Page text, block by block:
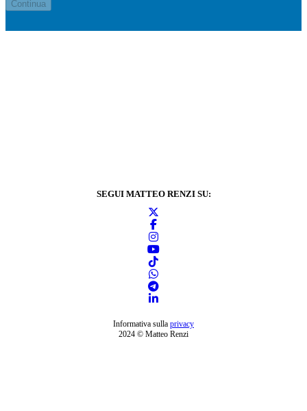
SEGUI MATTEO RENZI SU:
Informativa sulla privacy
2024 © Matteo Renzi